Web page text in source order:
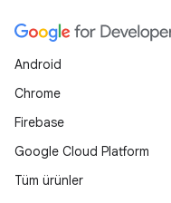
Android
Chrome
Firebase
Google Cloud Platform
Tüm ürünler